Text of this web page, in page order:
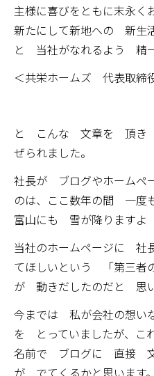
主様に喜びをともに末永
新たにして新地への 新生
と 当社がなれるよう 精一
＜共栄ホームズ 代表取
と こんな 文章を 頂き
ぜられました。
社長が ブログやホームペ
のは、ここ数年の間 一度
富山にも 雪が降りますよ
当社のホームページに
てほしいという 「第三
が 動きだしたのだと 思い
今までは 私が会社の想い
を とっていましたが、
名前で ブログに 直接
が でてくるかと思います。